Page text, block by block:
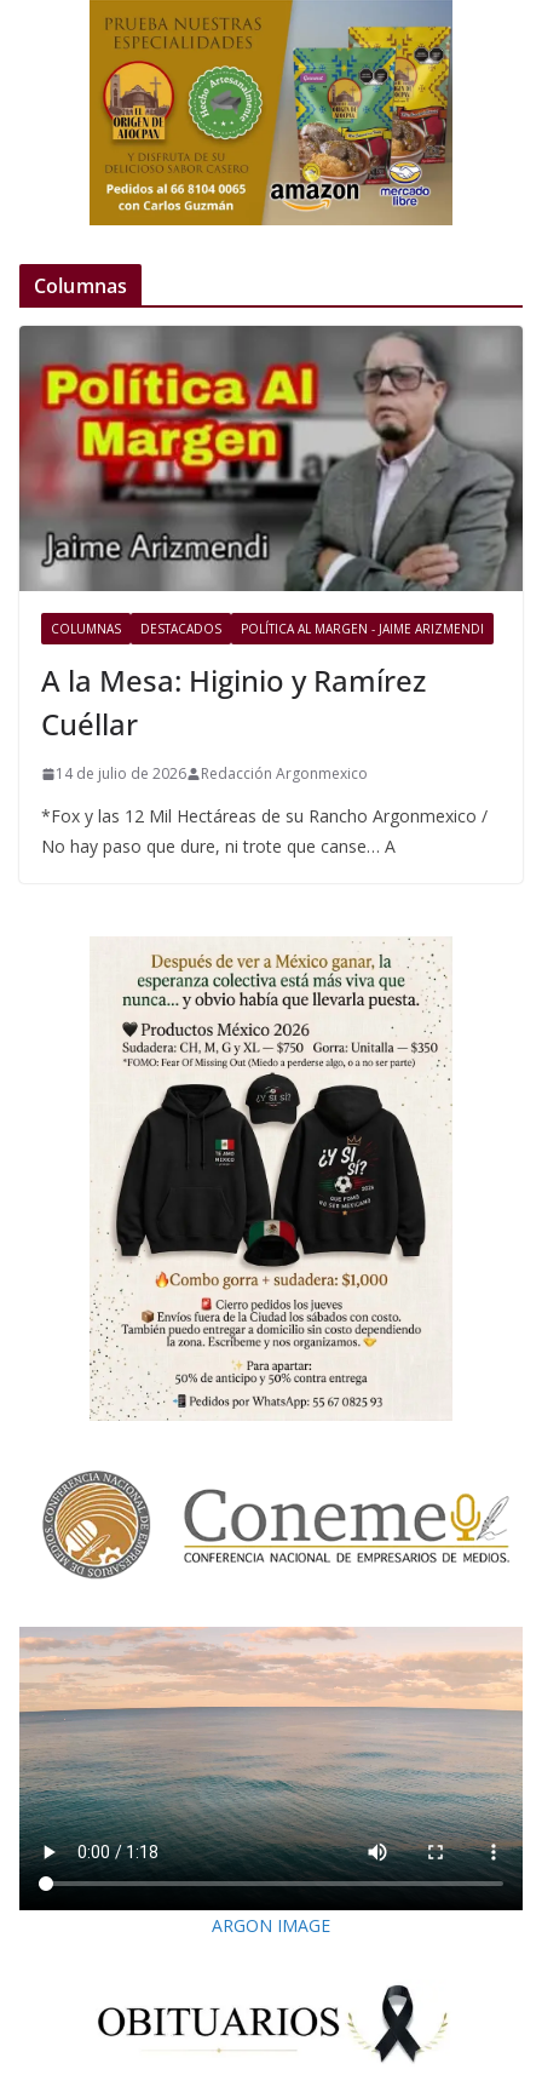
Columnas
COLUMNAS DESTACADOS POLÍTICA AL MARGEN - JAIME ARIZMENDI
A la Mesa: Higinio y Ramírez
Cuéllar
14 de julio de 2026 Redacción Argonmexico
*Fox y las 12 Mil Hectáreas de su Rancho Argonmexico /
No hay paso que dure, ni trote que canse… A
ARGON IMAGE